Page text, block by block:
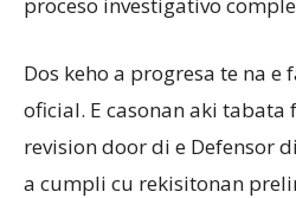
Dos keho a progresa te na e
oficial. E casonan aki
revision door di e Defensor
a cumpli cu rekisitonan